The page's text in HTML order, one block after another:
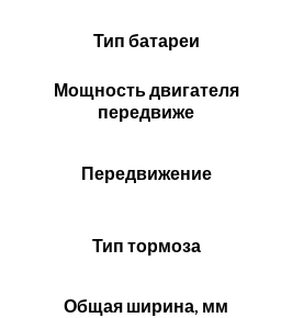
Тип батареи
Мощность двигателя
передвиже
Передвижение
Тип тормоза
Общая ширина, мм